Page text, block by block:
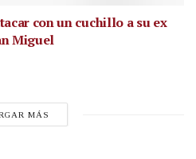
con un cuchillo a su ex
Miguel
MÁS